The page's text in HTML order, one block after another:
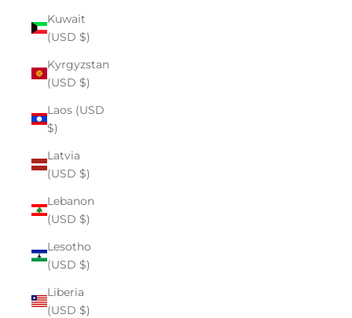
Kuwait
(USD $)
Kyrgyzstan
(USD $)
Laos (USD
$)
Latvia
(USD $)
Lebanon
(USD $)
Lesotho
(USD $)
Liberia
(USD $)